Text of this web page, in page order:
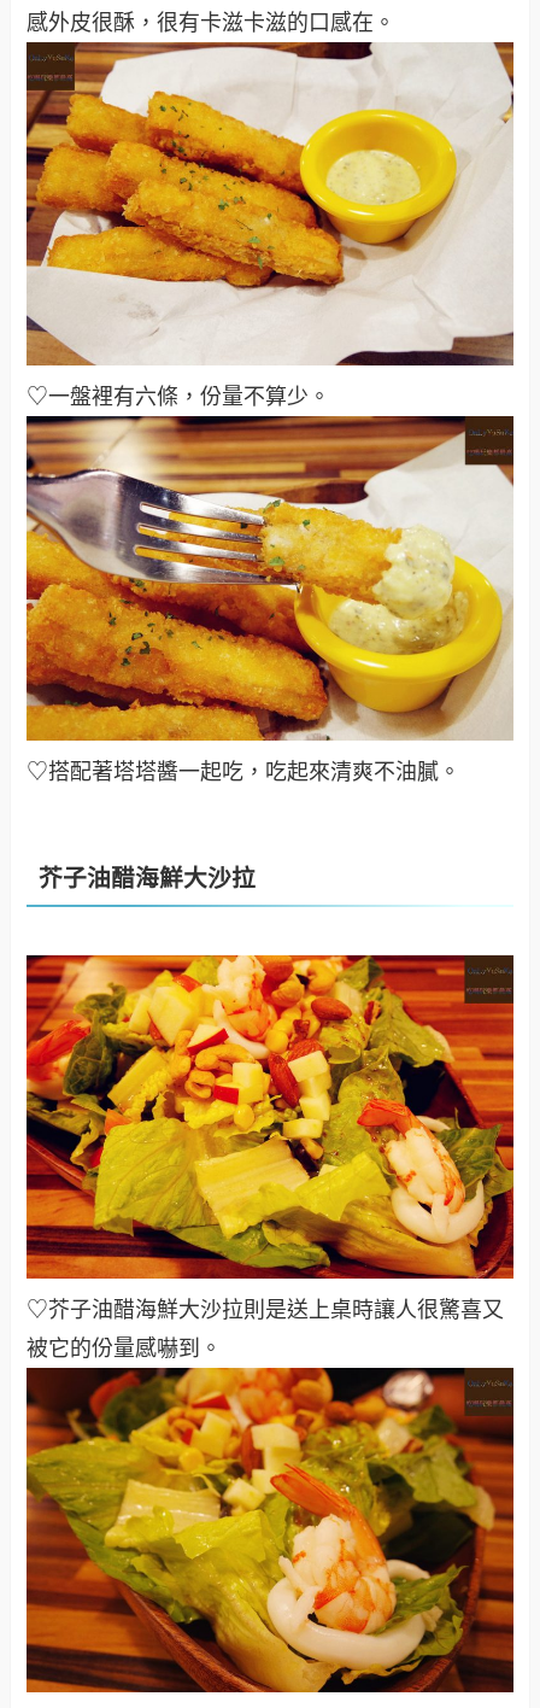
感外皮很酥，很有卡滋卡滋的口感在 。
♡一盤裡有六條，份量不算少 。
♡搭配著塔塔醬一起吃，吃起來清爽不油膩 。
芥子油醋海鮮大沙拉
♡芥子油醋海鮮大沙拉則是送上桌時讓人很驚喜又
被它的份量感嚇到 。